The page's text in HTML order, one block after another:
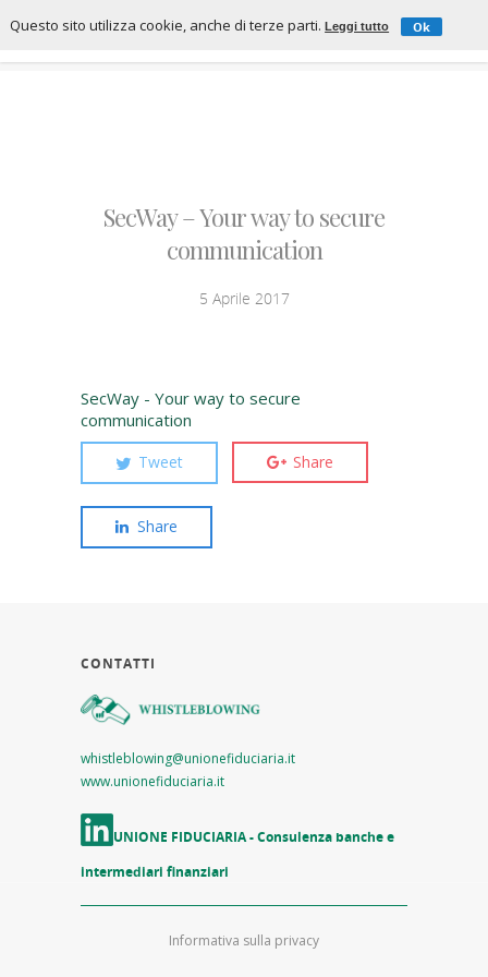
SecWay – Your way to secure
communication
5 Aprile 2017
SecWay - Your way to secure
communication
Tweet Share
Share
CONTATTI
whistleblowing@unionefiduciaria.it
www.unionefiduciaria.it
UNIONE FIDUCIARIA - Consulenza banche e
intermediari finanziari
Informativa sulla privacy
Questo sito utilizza cookie, anche di terze parti.Leggi tutto Ok